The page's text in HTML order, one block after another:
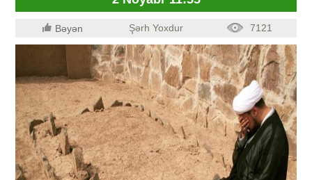
Bəyən Şərh Yoxdur 7121